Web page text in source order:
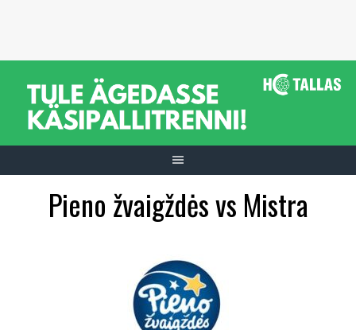
Pieno žvaigždės vs Mistra